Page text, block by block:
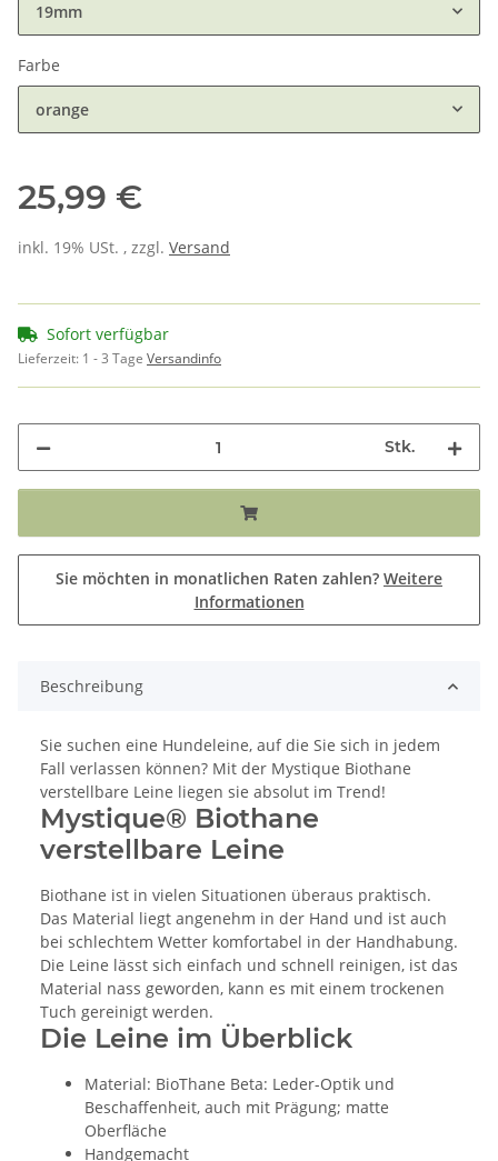
19mm
Farbe
orange
25,99 €
inkl. 19% USt. , zzgl. Versand
Sofort verfügbar
Lieferzeit: 1 - 3 Tage Versandinfo
Stk.
Sie möchten in monatlichen Raten zahlen? Weitere
Informationen
Beschreibung
Sie suchen eine Hundeleine, auf die Sie sich in jedem
Fall verlassen können? Mit der Mystique Biothane
verstellbare Leine liegen sie absolut im Trend!
Mystique® Biothane
verstellbare Leine
Biothane ist in vielen Situationen überaus praktisch.
Das Material liegt angenehm in der Hand und ist auch
bei schlechtem Wetter komfortabel in der Handhabung.
Die Leine lässt sich einfach und schnell reinigen, ist das
Material nass geworden, kann es mit einem trockenen
Tuch gereinigt werden.
Die Leine im Überblick
Material: BioThane Beta: Leder-Optik und
Beschaffenheit, auch mit Prägung; matte
Oberfläche
Handgemacht